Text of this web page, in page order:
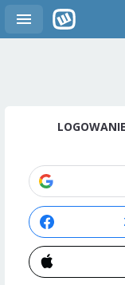
LOGOWANIE